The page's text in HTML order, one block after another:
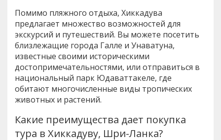
Помимо пляжного отдыха, Хиккадува
предлагает множество возможностей для
экскурсий и путешествий. Вы можете посетить
близлежащие города Галле и Унаватуна,
известные своими историческими
достопримечательностями, или отправиться в
национальный парк Юдаваттакеле, где
обитают многочисленные виды тропических
животных и растений.
Какие преимущества дает покупка
тура в Хиккадуву, Шри-Ланка?